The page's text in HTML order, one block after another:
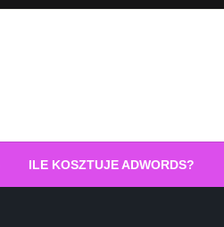
ILE KOSZTUJE ADWORDS?